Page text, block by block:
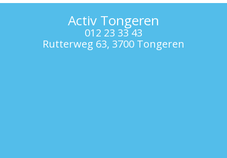
Activ Tongeren
012 23 33 43
Rutterweg 63, 3700 Tongeren